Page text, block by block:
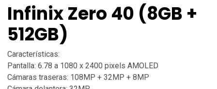
Infinix Zero 40 (8GB +
512GB)
Características:
Pantalla: 6.78 a 1080 x 2400 pixels AMOLED
Cámaras traseras: 108MP + 32MP + 8MP